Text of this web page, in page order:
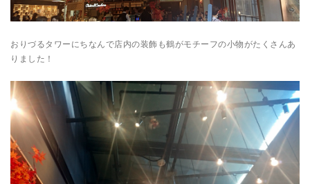
おりづるタワーにちなんで店内の装飾も鶴がモチーフの小物がたくさんあ
りました！